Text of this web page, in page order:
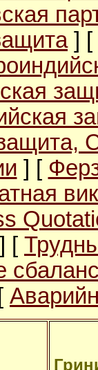
] [
] [
] [